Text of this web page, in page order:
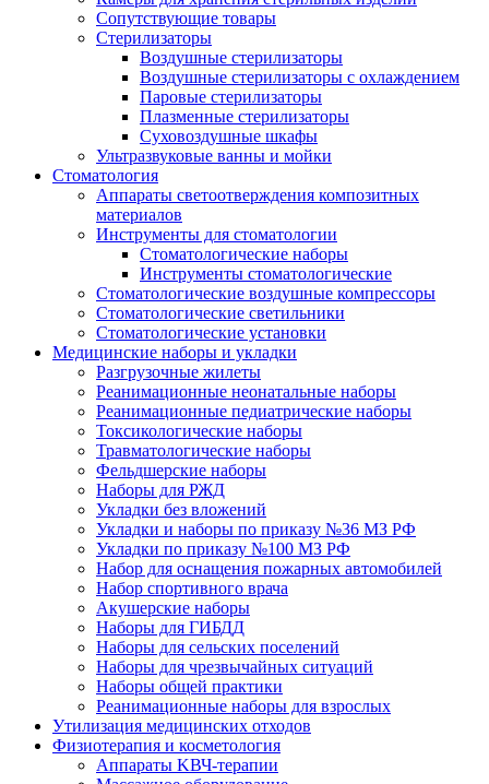
Сопутствующие товары
Стерилизаторы
Воздушные стерилизаторы
Воздушные стерилизаторы с охлаждением
Паровые стерилизаторы
Плазменные стерилизаторы
Суховоздушные шкафы
Ультразвуковые ванны и мойки
Стоматология
Аппараты светоотверждения композитных
материалов
Инструменты для стоматологии
Стоматологические наборы
Инструменты стоматологические
Стоматологические воздушные компрессоры
Стоматологические светильники
Стоматологические установки
Медицинские наборы и укладки
Разгрузочные жилеты
Реанимационные неонатальные наборы
Реанимационные педиатрические наборы
Токсикологические наборы
Травматологические наборы
Фельдшерские наборы
Наборы для РЖД
Укладки без вложений
Укладки и наборы по приказу №36 МЗ РФ
Укладки по приказу №100 МЗ РФ
Набор для оснащения пожарных автомобилей
Набор спортивного врача
Акушерские наборы
Наборы для ГИБДД
Наборы для сельских поселений
Наборы для чрезвычайных ситуаций
Наборы общей практики
Реанимационные наборы для взрослых
Утилизация медицинских отходов
Физиотерапия и косметология
Аппараты KВЧ-терапии